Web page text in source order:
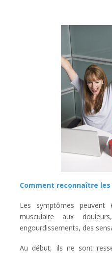
Comment reconnaître les
Les symptômes
musculaire aux
engourdissements, des
Au début, ils ne sont